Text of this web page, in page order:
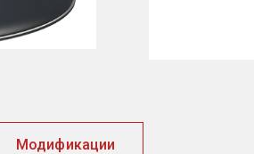
Модификации